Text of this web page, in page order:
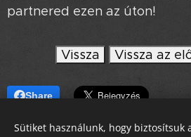
partnered ezen az úton! ❤️
Vissza Vissza az
Share
Sütiket használunk, hogy biztosítsuk